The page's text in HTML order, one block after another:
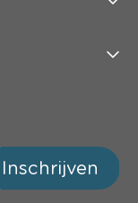
Inschrijven